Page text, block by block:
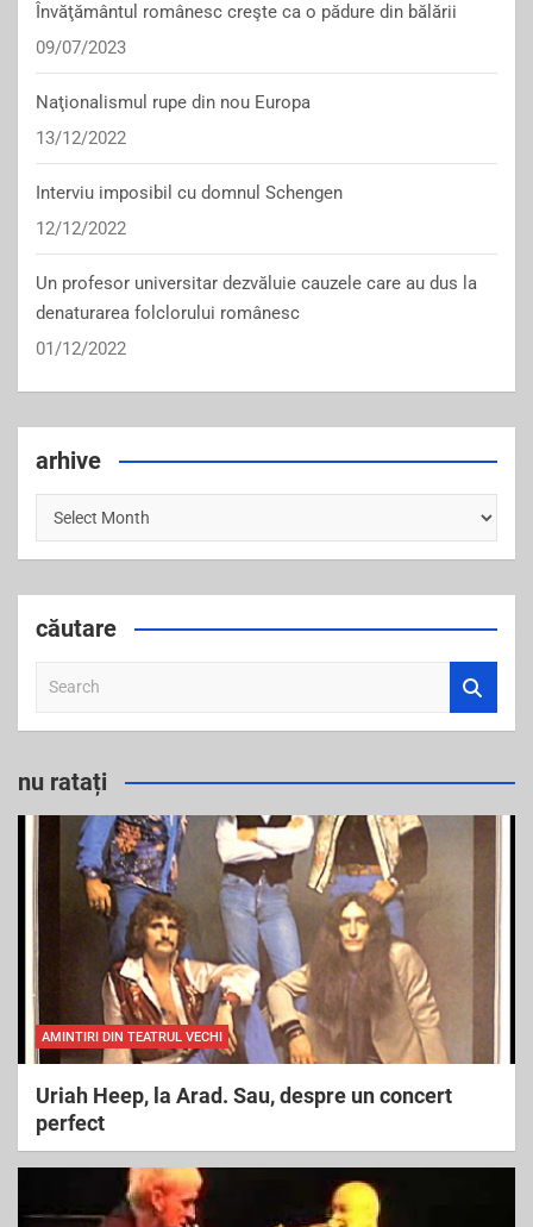
Învăţământul românesc creşte ca o pădure din bălării
09/07/2023
Naţionalismul rupe din nou Europa
13/12/2022
Interviu imposibil cu domnul Schengen
12/12/2022
Un profesor universitar dezvăluie cauzele care au dus la
denaturarea folclorului românesc
01/12/2022
arhive
arhive
căutare
a
c
nu ratați
AMINTIRI DIN TEATRUL VECHI
Uriah Heep, la Arad. Sau, despre un concert
perfect